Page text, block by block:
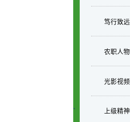
笃行致远
农职人物
光影视频
上级精神